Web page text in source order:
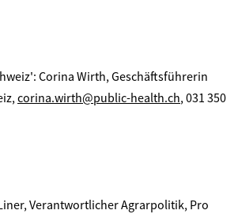
Corina Wirth, Geschäftsführerin
corina.wirth@public-health.ch, 031 350
Verantwortlicher Agrarpolitik, Pro